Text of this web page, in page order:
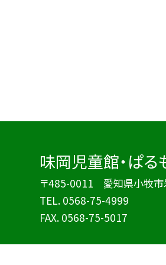
味岡児童館・ぱる
〒485-0011 愛知県小牧市
TEL. 0568-75-4999
FAX. 0568-75-5017